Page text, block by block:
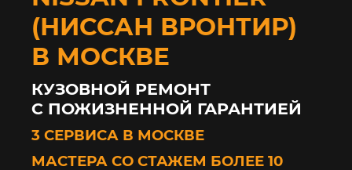
(НИССАН ВРОНТИР)
В МОСКВЕ
КУЗОВНОЙ РЕМОНТ
С ПОЖИЗНЕННОЙ ГАРАНТИЕЙ
3 СЕРВИСА В МОСКВЕ
МАСТЕРА СО СТАЖЕМ БОЛЕЕ 10